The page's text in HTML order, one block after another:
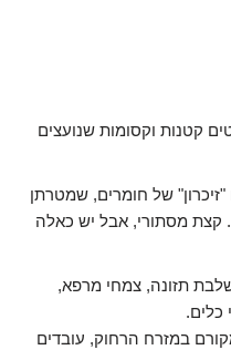
קטנות וקסומות שנועצים
של חומרים, שמטרתן
קצת מסתורי, אבל יש כאלה
תזונה, צמחי מרפא,
כלים.
במזרח הרחוק, עובדים